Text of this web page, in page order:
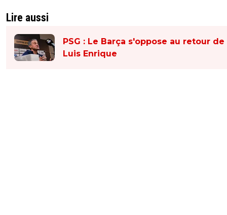
Lire aussi
PSG : Le Barça s'oppose au retour de
Luis Enrique